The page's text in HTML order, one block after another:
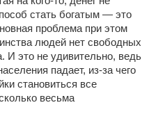
стать богатым — это
проблема при этом
людей нет свободных
И это не удивительно, ведь
падает, из-за чего
становиться все
весьма